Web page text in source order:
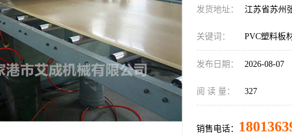
发货地址： 江苏省苏州
关键词： PVC塑料板
发布日期： 2026-08-07
阅 读 量： 327
销售电话：